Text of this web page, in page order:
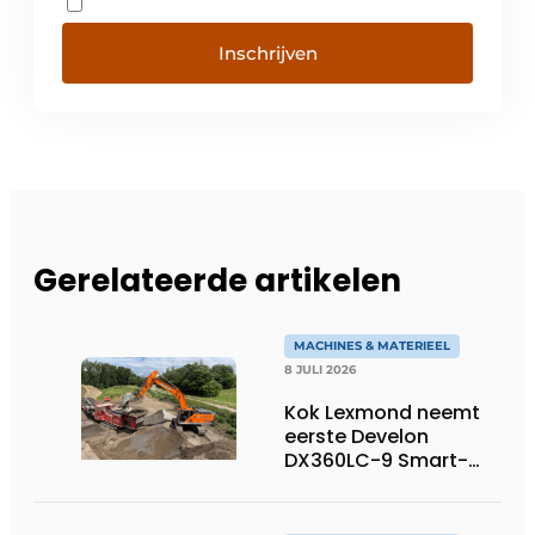
Inschrijven
Gerelateerde artikelen
MACHINES & MATERIEEL
8 JULI 2026
Kok Lexmond neemt
eerste Develon
DX360LC-9 Smart-